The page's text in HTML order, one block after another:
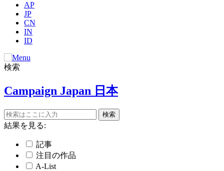
AP
JP
CN
IN
ID
検索
Campaign Japan 日本
結果を見る:
記事
注目の作品
A-List